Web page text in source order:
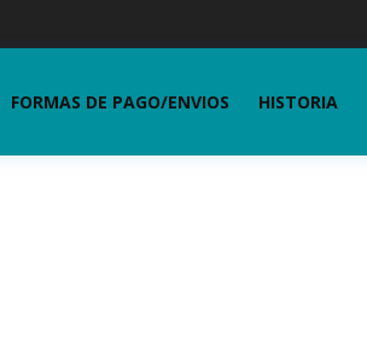
FORMAS DE PAGO/ENVIOS HISTORIA